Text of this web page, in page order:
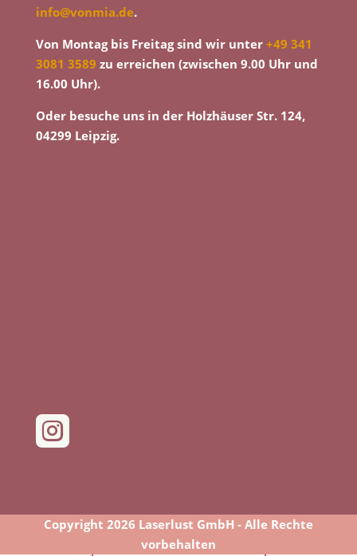
info@vonmia.de.
Von Montag bis Freitag sind wir unter +49 341
3081 3589 zu erreichen (zwischen 9.00 Uhr und
16.00 Uhr).
Oder besuche uns in der Holzhäuser Str. 124,
04299 Leipzig.

Copyright 2026 Laserlust GmbH - Alle Rechte
vorbehalten